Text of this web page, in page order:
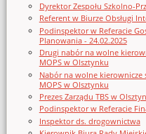
Dyrektor Zespołu Szkolno-
Referent w Biurze Obsługi
Podinspektor w Referacie
Planowania - 24.02.2025
Drugi nabór na wolne
MOPS w Olsztynku
Nabór na wolne
MOPS w Olsztynku
Prezes Zarządu TBS w
Podinspektor w Referacie
Inspektor ds. drogownictwa